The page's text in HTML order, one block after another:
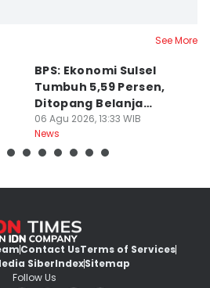
See More
BPS: Ekonomi Sulsel
Tumbuh 5,59 Persen,
Ditopang Belanja
Pemerintah
06 Agu 2026, 13:33 WIB
News
Contact UsTerms of Services
SiberIndexSitemap
Follow Us